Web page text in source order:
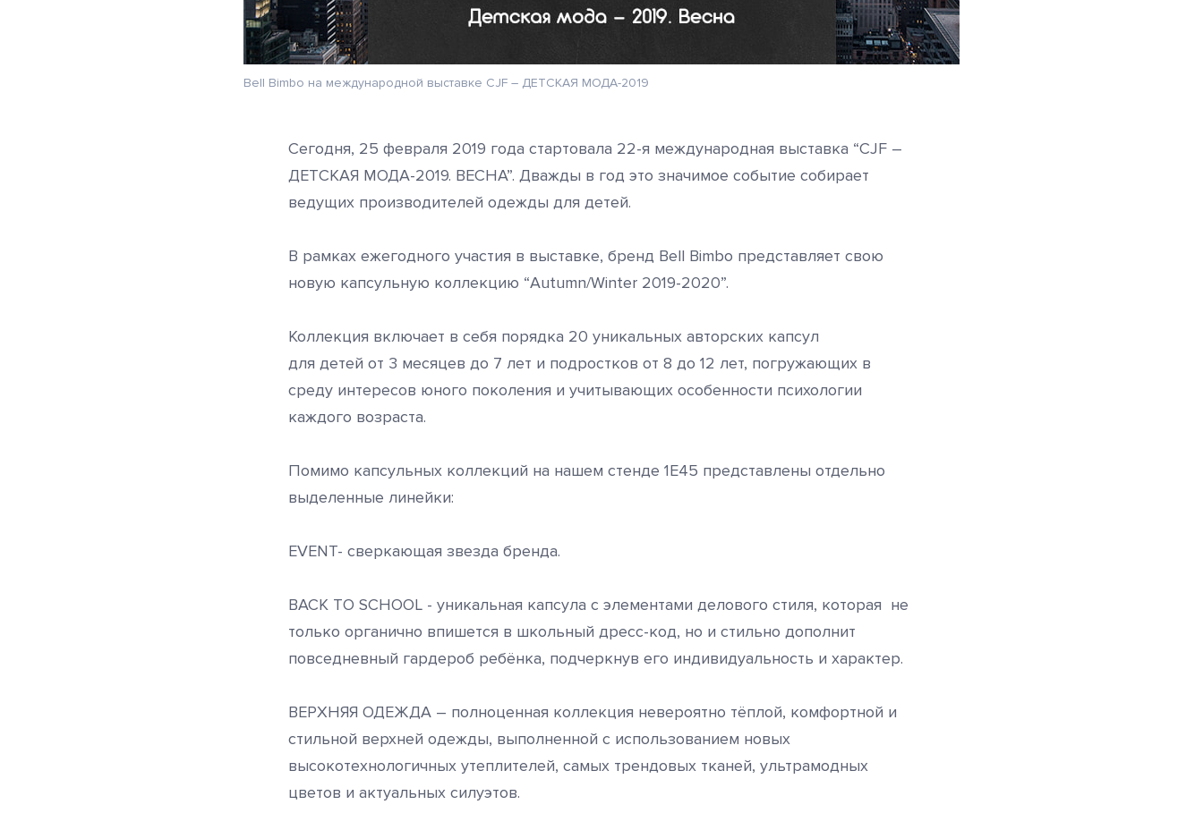
Bell Bimbo на международной выставке CJF – ДЕТСКАЯ МОДА-2019
Сегодня, 25 февраля 2019 года стартовала 22-я международная выставка “CJF –
ДЕТСКАЯ МОДА-2019. ВЕСНА”. Дважды в год это значимое событие собирает
ведущих производителей одежды для детей.
В рамках ежегодного участия в выставке, бренд Bell Bimbo представляет свою
новую капсульную коллекцию “Autumn/Winter 2019-2020”.
Коллекция включает в себя порядка 20 уникальных авторских капсул
для детей от 3 месяцев до 7 лет и подростков от 8 до 12 лет, погружающих в
среду интересов юного поколения и учитывающих особенности психологии
каждого возраста.
Помимо капсульных коллекций на нашем стенде 1E45 представлены отдельно
выделенные линейки:
EVENT- сверкающая звезда бренда.
BACK TO SCHOOL - уникальная капсула с элементами делового стиля, которая не
только органично впишется в школьный дресс-код, но и стильно дополнит
повседневный гардероб ребёнка, подчеркнув его индивидуальность и характер.
ВЕРХНЯЯ ОДЕЖДА – полноценная коллекция невероятно тёплой, комфортной и
стильной верхней одежды, выполненной с использованием новых
высокотехнологичных утеплителей, самых трендовых тканей, ультрамодных
цветов и актуальных силуэтов.